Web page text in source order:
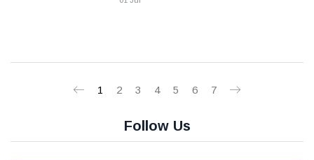
1 2 3 4 5 6 7
Follow Us